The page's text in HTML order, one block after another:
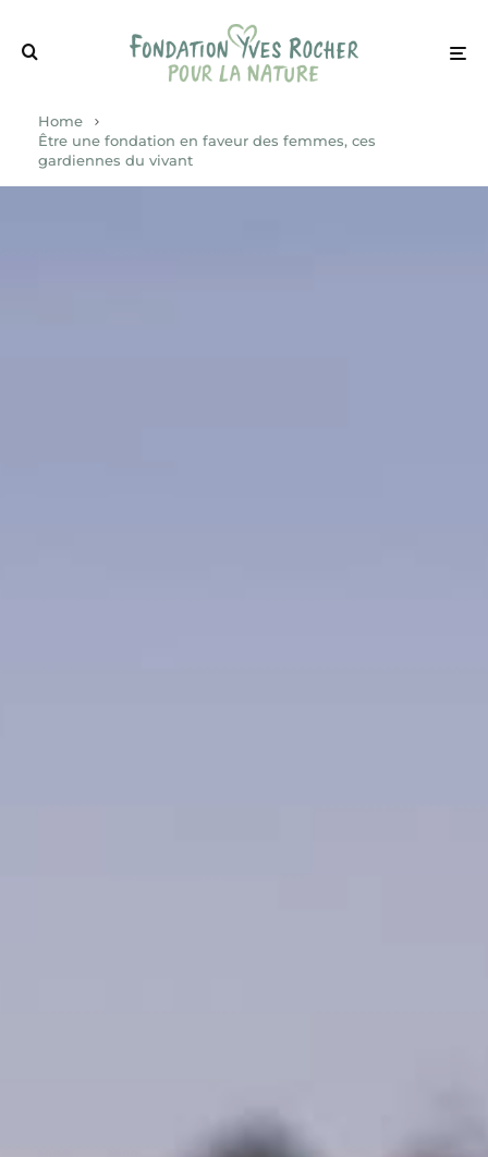
Home
Être une fondation en faveur des femmes, ces
gardiennes du vivant